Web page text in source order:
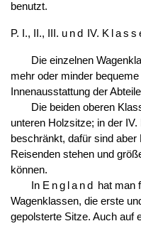
benutzt.
P. I., II., III. und IV.
Die einzelnen
mehr oder minder
Innenausstattung der
Die beiden oberen
unteren Holzsitze; in der
beschränkt, dafür sind
Reisenden stehen und
können.
In England
hat man
Wagenklassen, die erste
gepolsterte Sitze. Auch auf